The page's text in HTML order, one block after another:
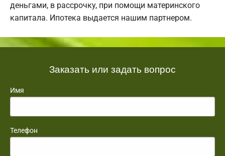
деньгами, в рассрочку, при помощи материнского
капитала. Ипотека выдается нашим партнером.
Заказать или задать вопрос
Имя
Телефон